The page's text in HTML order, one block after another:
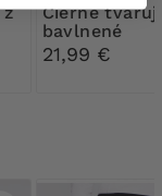
Čierne tvarujúce
bavlnené
nohavičky s
21,99 €